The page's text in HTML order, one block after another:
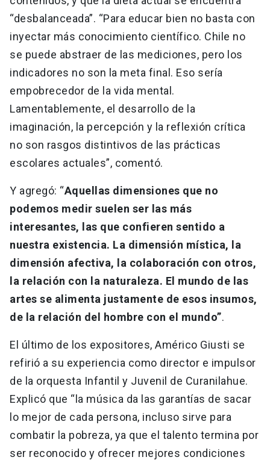
“desbalanceada”. “Para educar bien no basta con
inyectar más conocimiento científico. Chile no
se puede abstraer de las mediciones, pero los
indicadores no son la meta final. Eso sería
empobrecedor de la vida mental.
Lamentablemente, el desarrollo de la
imaginación, la percepción y la reflexión crítica
no son rasgos distintivos de las prácticas
escolares actuales”, comentó.
Y agregó: “Aquellas dimensiones que no
podemos medir suelen ser las más
interesantes, las que confieren sentido a
nuestra existencia. La dimensión mística, la
dimensión afectiva, la colaboración con otros,
la relación con la naturaleza. El mundo de las
artes se alimenta justamente de esos insumos,
de la relación del hombre con el mundo”.
El último de los expositores, Américo Giusti se
refirió a su experiencia como director e impulsor
de la orquesta Infantil y Juvenil de Curanilahue.
Explicó que “la música da las garantías de sacar
lo mejor de cada persona, incluso sirve para
combatir la pobreza, ya que el talento termina por
ser reconocido y ofrecer mejores condiciones